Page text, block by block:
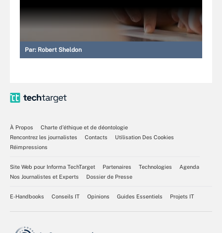
Par: Robert Sheldon
À Propos
Charte d’éthique et de déontologie
Rencontrez les journalistes
Contacts
Utilisation Des Cookies
Réimpressions
Site Web pour Informa TechTarget Partenaires Technologies
Agenda
Nos Journalistes et Experts
Dossier de Presse
E-Handbooks Conseils IT Opinions Guides Essentiels Projets IT